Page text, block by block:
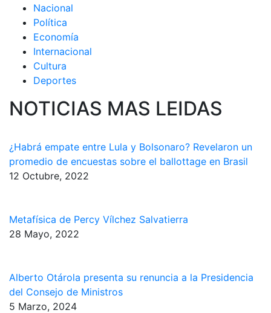
Nacional
Política
Economía
Internacional
Cultura
Deportes
NOTICIAS MAS LEIDAS
¿Habrá empate entre Lula y Bolsonaro? Revelaron un
promedio de encuestas sobre el ballottage en Brasil
12 Octubre, 2022
Metafísica de Percy Vílchez Salvatierra
28 Mayo, 2022
Alberto Otárola presenta su renuncia a la Presidencia
del Consejo de Ministros
5 Marzo, 2024